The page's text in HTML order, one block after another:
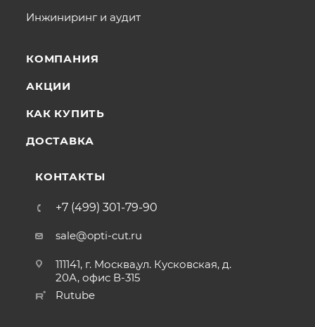
Инжиниринг и аудит
КОМПАНИЯ
АКЦИИ
КАК КУПИТЬ
ДОСТАВКА
КОНТАКТЫ
+7 (499) 301-79-90
sale@opti-cut.ru
111141, г. Москва,ул. Кусковская, д.
20А, офис В-315
Rutube